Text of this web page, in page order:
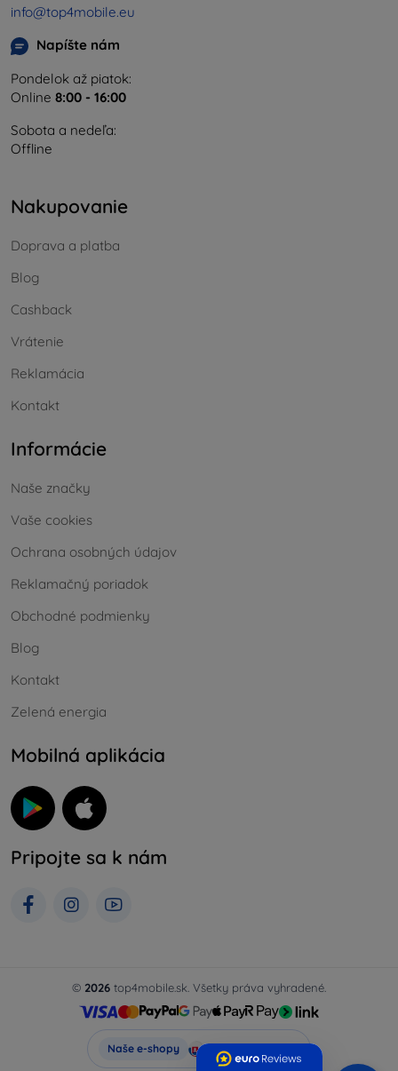
info@top4mobile.eu
Napíšte nám
Pondelok až piatok:
Online 8:00 - 16:00
Sobota a nedeľa:
Offline
Nakupovanie
Doprava a platba
Blog
Cashback
Vrátenie
Reklamácia
Kontakt
Informácie
Naše značky
Vaše cookies
Ochrana osobných údajov
Reklamačný poriadok
Obchodné podmienky
Blog
Kontakt
Zelená energia
Mobilná aplikácia
Pripojte sa k nám
© 2026 top4mobile.sk. Všetky práva vyhradené.
Naše e-shopy Top4Mobile.sk